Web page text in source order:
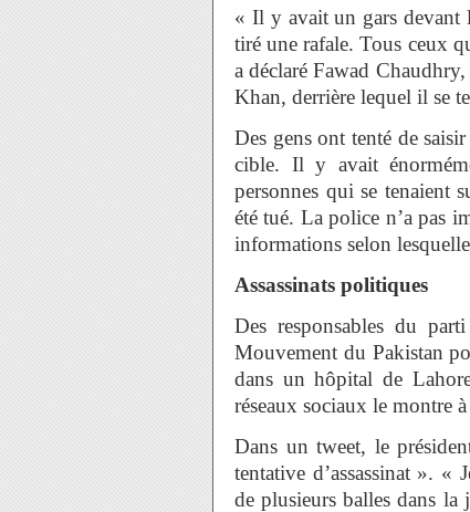
« Il y avait un gars devant
tiré une rafale. Tous ceux
a déclaré Fawad
Khan, derrière lequel il se
Des gens ont tenté de
cible. Il y avait
personnes qui se tenaient
été tué. La police n’a pas
informations selon
Assassinats politiques
Des responsables du
Mouvement du Pakistan
dans un hôpital de
réseaux sociaux le montre
Dans un tweet, le
tentative d’assassinat ». «
de plusieurs balles dans la